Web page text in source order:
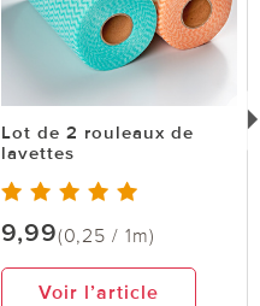
Lot de 2 rouleaux de
lavettes
9,99(0,25 / 1m)
Voir l’article